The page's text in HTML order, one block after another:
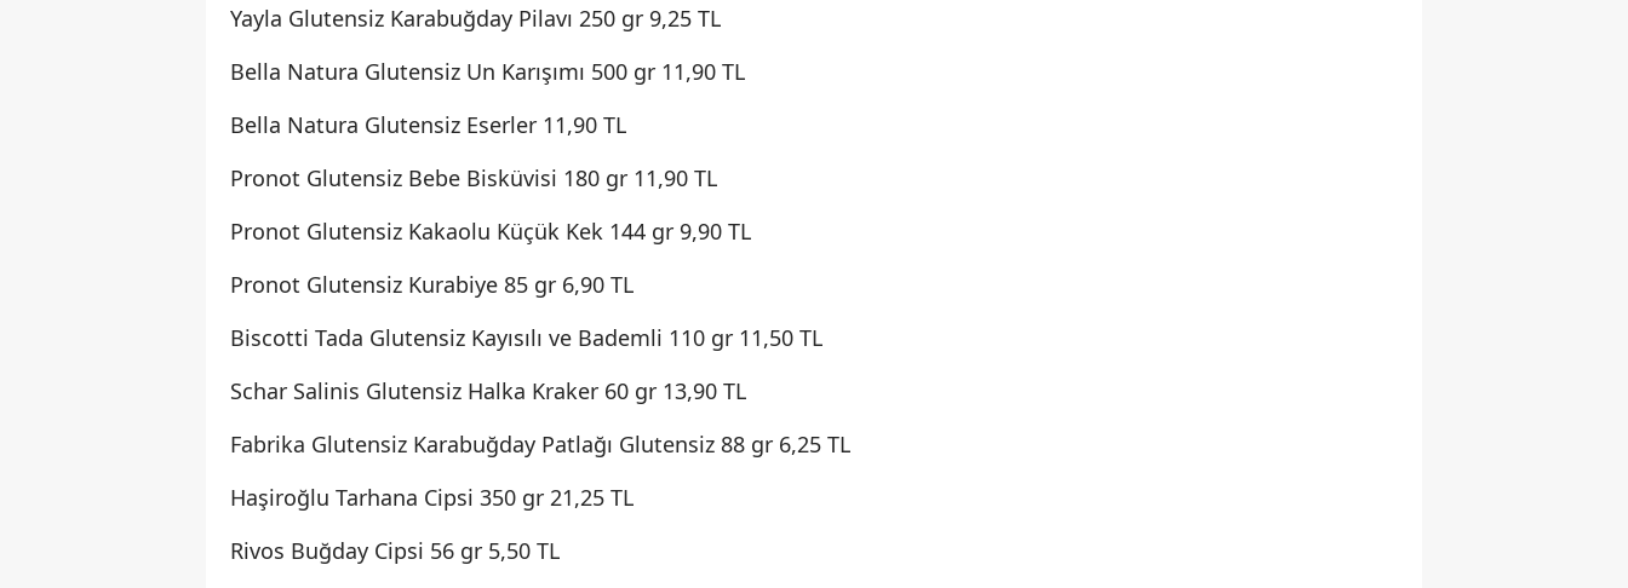
Yayla Glutensiz Karabuğday Pilavı 250 gr 9,25 TL
Bella Natura Glutensiz Un Karışımı 500 gr 11,90 TL
Bella Natura Glutensiz Eserler 11,90 TL
Pronot Glutensiz Bebe Bisküvisi 180 gr 11,90 TL
Pronot Glutensiz Kakaolu Küçük Kek 144 gr 9,90 TL
Pronot Glutensiz Kurabiye 85 gr 6,90 TL
Biscotti Tada Glutensiz Kayısılı ve Bademli 110 gr 11,50 TL
Schar Salinis Glutensiz Halka Kraker 60 gr 13,90 TL
Fabrika Glutensiz Karabuğday Patlağı Glutensiz 88 gr 6,25 TL
Haşiroğlu Tarhana Cipsi 350 gr 21,25 TL
Rivos Buğday Cipsi 56 gr 5,50 TL